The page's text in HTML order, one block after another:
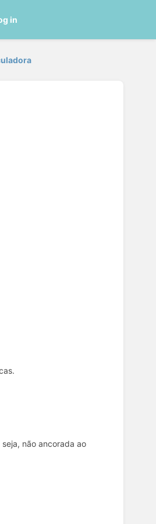
in
não ancorada ao